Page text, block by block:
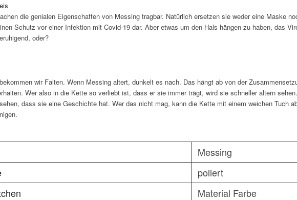
die genialen Eigenschaften von Messing tragbar. Natürlich ersetzen sie weder eine Maske
Schutz vor einer Infektion mit Covid-19 dar. Aber etwas um den Hals hängen zu haben, das
oder?
wir Falten. Wenn Messing altert, dunkelt es nach. Das hängt ab von der
Wer also in die Kette so verliebt ist, dass er sie immer trägt, wird sie schneller altern
dass sie eine Geschichte hat. Wer das nicht mag, kann die Kette mit einem weichen Tuch
Messing
poliert
Material Farbe